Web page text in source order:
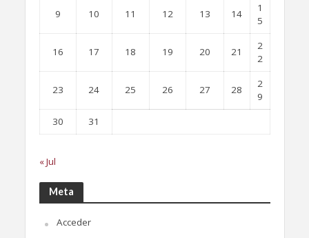
9 10 11 12 13 14
1
5
16 17 18 19 20 21
2
2
23 24 25 26 27 28
2
9
30
31
« Jul
Meta
Acceder